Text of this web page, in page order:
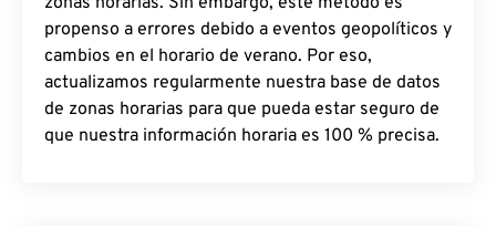
propenso a errores debido a eventos geopolíticos y
cambios en el horario de verano. Por eso,
actualizamos regularmente nuestra base de datos
de zonas horarias para que pueda estar seguro de
que nuestra información horaria es 100 % precisa.